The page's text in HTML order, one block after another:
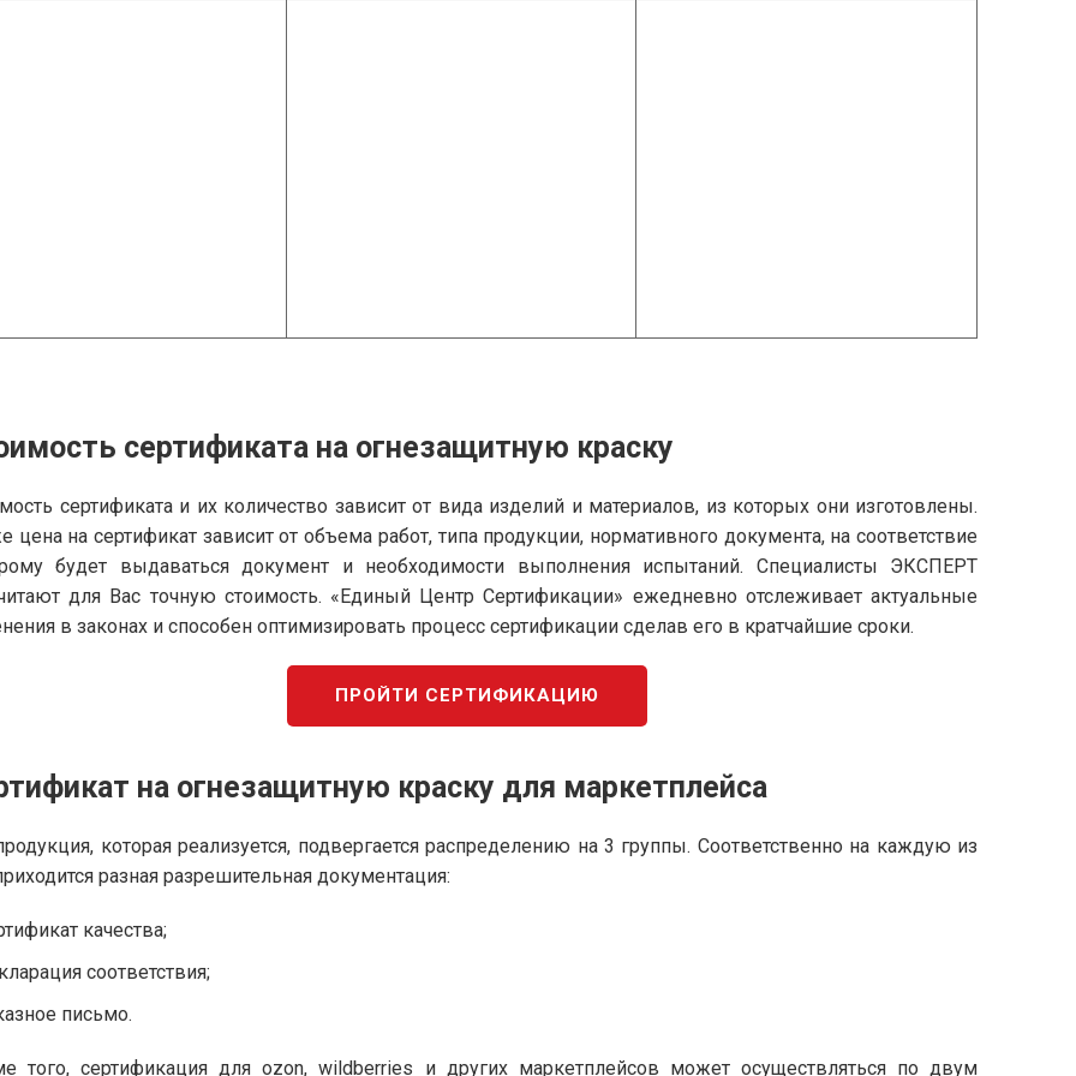
сертификата на огнезащитную краску
сертификата и их количество зависит от вида изделий и материалов, из которых они изготовлены.
цена на сертификат зависит от объема работ, типа продукции, нормативного документа, на соответствие
будет выдаваться документ и необходимости выполнения испытаний. Специалисты ЭКСПЕРТ
для Вас точную стоимость. «Единый Центр Сертификации» ежедневно отслеживает актуальные
в законах и способен оптимизировать процесс сертификации сделав его в кратчайшие сроки.
ПРОЙТИ СЕРТИФИКАЦИЮ
на огнезащитную краску для маркетплейса
которая реализуется, подвергается распределению на 3 группы. Соответственно на каждую из
разная разрешительная документация:
качества;
соответствия;
письмо.
того, сертификация для ozon, wildberries и других маркетплейсов может осуществляться по двум